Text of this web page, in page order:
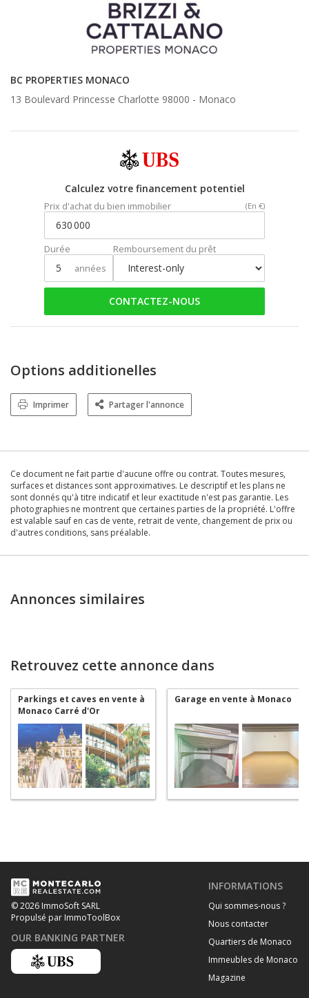
BC PROPERTIES MONACO
13 Boulevard Princesse Charlotte 98000 - Monaco
Calculez votre financement potentiel
Prix d'achat du bien immobilier (En €)
Durée
années
Remboursement du prêt
CONTACTEZ-NOUS
Options additionelles
Imprimer Partager l'annonce
Ce document ne fait partie d'aucune offre ou contrat. Toutes mesures,
surfaces et distances sont approximatives. Le descriptif et les plans ne
sont donnés qu'à titre indicatif et leur exactitude n'est pas garantie. Les
photographies ne montrent que certaines parties de la propriété. L'offre
est valable sauf en cas de vente, retrait de vente, changement de prix ou
d'autres conditions, sans préalable.
Annonces similaires
Retrouvez cette annonce dans
Parkings et caves en vente à
Monaco Carré d'Or
Garage en vente à Monaco
© 2026 ImmoSoft SARL
Propulsé par ImmoToolBox
OUR BANKING PARTNER
INFORMATIONS
Qui sommes-nous ?
Nous contacter
Quartiers de Monaco
Immeubles de Monaco
Magazine